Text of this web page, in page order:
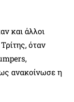
και άλλοι
όταν
ανακοίνωσε η